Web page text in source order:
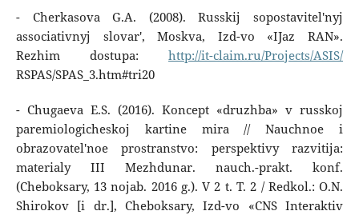
- Cherkasova G.A. (2008). Russkij sopostavitel'nyj
associativnyj slovar', Moskva, Izd-vo «IJaz RAN».
Rezhim dostupa:http://it-claim.ru/Projects/ASIS/
RSPAS/SPAS_3.htm#tri20
- Chugaeva E.S. (2016). Koncept «druzhba» v russkoj
paremiologicheskoj kartine mira // Nauchnoe i
obrazovatel'noe prostranstvo: perspektivy razvitija:
materialy III Mezhdunar. nauch.-prakt. konf.
(Cheboksary, 13 nojab. 2016 g.). V 2 t. T. 2 / Redkol.: O.N.
Shirokov [i dr.], Cheboksary, Izd-vo «CNS Interaktiv